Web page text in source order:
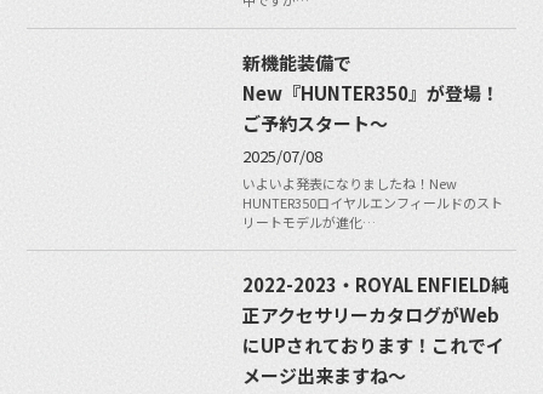
新機能装備で
New『HUNTER350』が登場！
ご予約スタート〜
2025/07/08
いよいよ発表になりましたね！New
HUNTER350ロイヤルエンフィールドのスト
リートモデルが進化…
2022-2023・ROYAL ENFIELD純
正アクセサリーカタログがWeb
にUPされております！これでイ
メージ出来ますね〜